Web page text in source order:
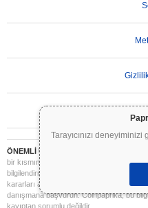
Tarayıcınızı
ÖNEMLİ UYARI:
Kripto paralar son
bir kısmını veya tamamını
bilgilendirme amaçlıdır ve finansal veya
kararları almadan önce daima kendi
danışmana başvurun. Coinpaprika, bu
kayıptan sorumlu değildir.